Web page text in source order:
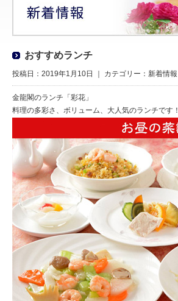
おすすめランチ
投稿日：2019年1月10日 ｜ カテゴリー： 新着情報
金龍閣のランチ「彩花」
料理の多彩さ、ボリューム、大人気のランチです！